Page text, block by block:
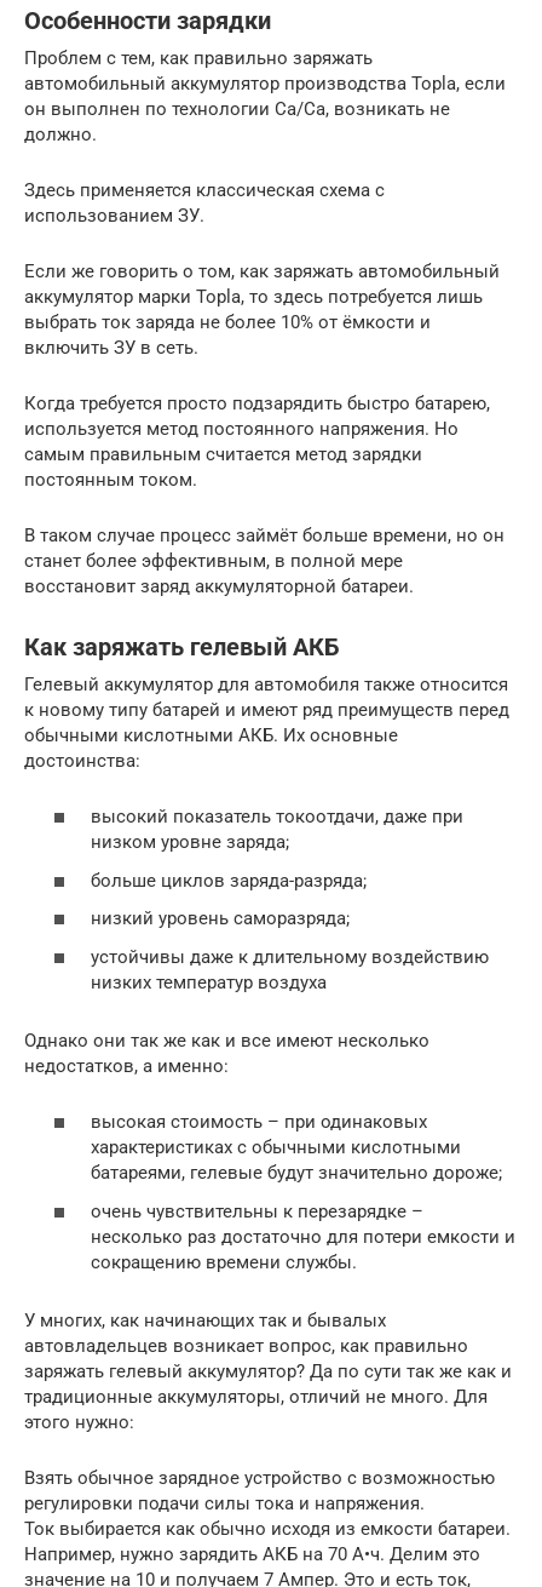
Особенности зарядки
Проблем с тем, как правильно заряжать
автомобильный аккумулятор производства Topla, если
он выполнен по технологии Ca/Ca, возникать не
должно.
Здесь применяется классическая схема с
использованием ЗУ.
Если же говорить о том, как заряжать автомобильный
аккумулятор марки Topla, то здесь потребуется лишь
выбрать ток заряда не более 10% от ёмкости и
включить ЗУ в сеть.
Когда требуется просто подзарядить быстро батарею,
используется метод постоянного напряжения. Но
самым правильным считается метод зарядки
постоянным током.
В таком случае процесс займёт больше времени, но он
станет более эффективным, в полной мере
восстановит заряд аккумуляторной батареи.
Как заряжать гелевый АКБ
Гелевый аккумулятор для автомобиля также относится
к новому типу батарей и имеют ряд преимуществ перед
обычными кислотными АКБ. Их основные
достоинства:
высокий показатель токоотдачи, даже при
низком уровне заряда;
больше циклов заряда-разряда;
низкий уровень саморазряда;
устойчивы даже к длительному воздействию
низких температур воздуха
Однако они так же как и все имеют несколько
недостатков, а именно:
высокая стоимость – при одинаковых
характеристиках с обычными кислотными
батареями, гелевые будут значительно дороже;
очень чувствительны к перезарядке –
несколько раз достаточно для потери емкости и
сокращению времени службы.
У многих, как начинающих так и бывалых
автовладельцев возникает вопрос, как правильно
заряжать гелевый аккумулятор? Да по сути так же как и
традиционные аккумуляторы, отличий не много. Для
этого нужно:
Взять обычное зарядное устройство с возможностью
регулировки подачи силы тока и напряжения.
Ток выбирается как обычно исходя из емкости батареи.
Например, нужно зарядить АКБ на 70 А•ч. Делим это
значение на 10 и получаем 7 Ампер. Это и есть ток,